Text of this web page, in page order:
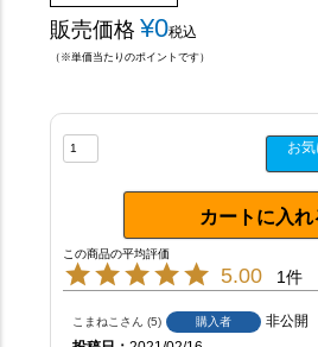
販売価格 ¥0税込
（※単価当たりのポイントです）
お
カートに入れ
5.00 1
こまねこ 5 購入者
非公開